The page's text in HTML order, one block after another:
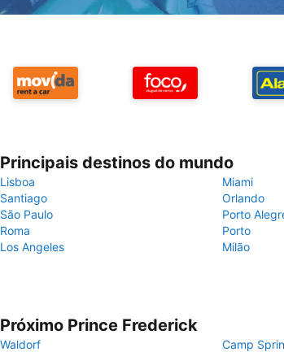
Principais destinos do mundo
Lisboa
Miami
Santiago
Orlando
São Paulo
Porto
Roma
Porto
Los Angeles
Milão
Próximo Prince Frederick
Waldorf Camp